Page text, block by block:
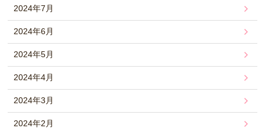
2024年7月
2024年6月
2024年5月
2024年4月
2024年3月
2024年2月